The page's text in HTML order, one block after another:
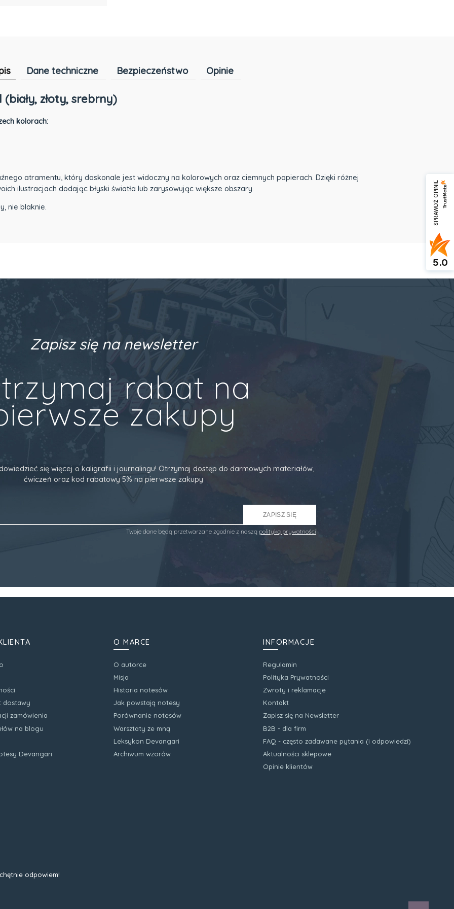
Dane techniczne Bezpieczeństwo Opinie
złoty, srebrny)
kolorach:
atramentu, który doskonale jest widoczny na kolorowych oraz ciemnych papierach. Dzięki różnej
ilustracjach dodając błyski światła lub zarysowując większe obszary.
nie blaknie.
Zapisz się na newsletter
rabat na
zakupy
się więcej o kaligrafii i journalingu! Otrzymaj dostęp do darmowych materiałów,
ćwiczeń oraz kod rabatowy 5% na pierwsze zakupy
ZAPISZ SIĘ
Twoje dane będą przetwarzane zgodnie z naszą polityką prywatności
dostawy
zamówienia
na blogu
Devangari
O MARCE
O autorce
Misja
Historia notesów
Jak powstają notesy
Porównanie notesów
Warsztaty ze mną
Leksykon Devangari
Archiwum wzorów
INFORMACJE
Regulamin
Polityka Prywatności
Zwroty i reklamacje
Kontakt
Zapisz się na Newsletter
B2B - dla firm
FAQ - często zadawane pytania (i odpowiedzi)
Aktualności sklepowe
Opinie klientów
odpowiem!
SPRAWDŹ OPINIE
5.0